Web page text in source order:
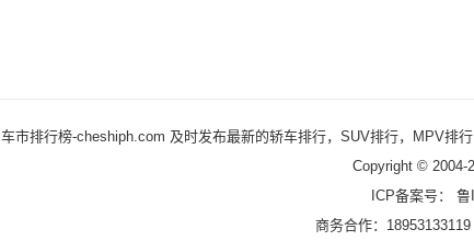
车市排行榜-cheshiph.com 及时发布最新的轿车排行，SUV排行，MPV排
Copyright © 2004-
ICP备案号：
鲁
商务合作：